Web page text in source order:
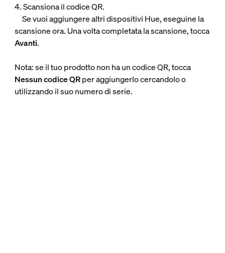
4. Scansiona il codice QR.
Se vuoi aggiungere altri dispositivi Hue, eseguine la
scansione ora. Una volta completata la scansione, tocca
Avanti.
Nota: se il tuo prodotto non ha un codice QR, tocca
Nessun codice QRper aggiungerlo cercandolo o
utilizzando il suo numero di serie.